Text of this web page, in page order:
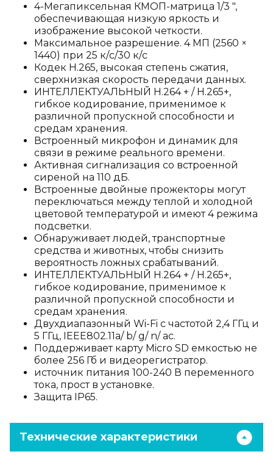
4-Мегапиксельная КМОП-матрица 1/3 ",
обеспечивающая низкую яркость и
изображение высокой четкости.
Максимальное разрешение. 4 МП (2560 ×
1440) при 25 к/с/30 к/с
Кодек H.265, высокая степень сжатия,
сверхнизкая скорость передачи данных.
ИНТЕЛЛЕКТУАЛЬНЫЙ H.264 + / H.265+,
гибкое кодирование, применимое к
различной пропускной способности и
средам хранения.
Встроенный микрофон и динамик для
связи в режиме реального времени.
Активная сигнализация со встроенной
сиреной на 110 дБ.
Встроенные двойные прожекторы могут
переключаться между теплой и холодной
цветовой температурой и имеют 4 режима
подсветки.
Обнаруживает людей, транспортные
средства и животных, чтобы снизить
вероятность ложных срабатываний.
ИНТЕЛЛЕКТУАЛЬНЫЙ H.264 + / H.265+,
гибкое кодирование, применимое к
различной пропускной способности и
средам хранения.
Двухдиапазонный Wi-Fi с частотой 2,4 ГГц и
5 ГГц, IEEE802.11a/ b/ g/ n/ ac.
Поддерживает карту Micro SD емкостью не
более 256 Гб и видеорегистратор.
источник питания 100-240 В переменного
тока, прост в установке.
Защита IP65.
Технические характеристики